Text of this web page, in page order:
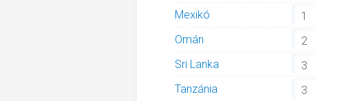
Mexikó
1
Omán
2
Sri Lanka
3
Tanzánia
3